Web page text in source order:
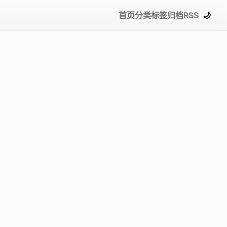
首页分类标签归档RSS 🌙